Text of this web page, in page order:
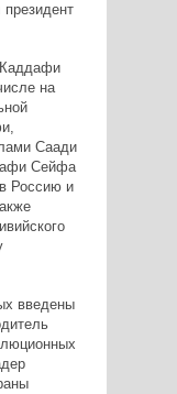
Каддафи
на
Саади
Сейфа
Россию и
введены